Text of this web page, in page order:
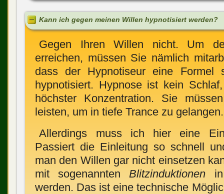
Kann ich gegen meinen Willen hypnotisiert werden?
Gegen Ihren Willen nicht. Um
erreichen, müssen Sie nämlich
dass der Hyp­no­ti­seur eine Formel
hypnotisiert. Hypnose ist kein
höchster Konzentration. Sie
leisten, um in tiefe Trance zu ge­langen.
Allerdings muss ich hier eine
Passiert die Einleitung so schnell
man den Willen gar nicht einsetzen
mit soge­nanntenBlitzinduktionen
werden. Das ist eine technische